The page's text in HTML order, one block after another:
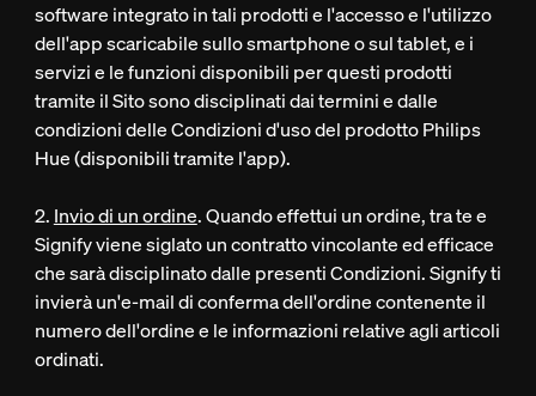
software integrato in tali prodotti e l'accesso e l'utilizzo
dell'app scaricabile sullo smartphone o sul tablet, e i
servizi e le funzioni disponibili per questi prodotti
tramite il Sito sono disciplinati dai termini e dalle
condizioni delle Condizioni d'uso del prodotto Philips
Hue (disponibili tramite l'app).
2. Invio di un ordine. Quando effettui un ordine, tra te e
Signify viene siglato un contratto vincolante ed efficace
che sarà disciplinato dalle presenti Condizioni. Signify ti
invierà un'e-mail di conferma dell'ordine contenente il
numero dell'ordine e le informazioni relative agli articoli
ordinati.